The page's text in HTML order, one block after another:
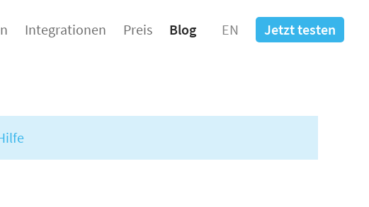
Integrationen Preis Blog EN Jetzt testen